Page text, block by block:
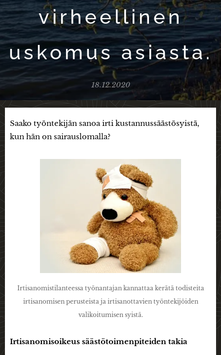
virheellinen
uskomus asiasta.
18.12.2020
Saako työntekijän sanoa irti kustannussäästösyistä,
kun hän on sairauslomalla?
Irtisanomistilanteessa työnantajan kannattaa kerätä todisteita
irtisanomisen perusteista ja irtisanottavien työntekijöiden
valikoitumisen syistä.
Irtisanomisoikeus säästötoimenpiteiden takia